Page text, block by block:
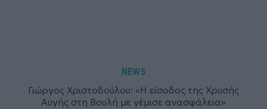
NEWS
Γιώργος Χριστοδούλου: «Η είσοδος της Χρυσής
Αυγής στη Βουλή με γέμισε ανασφάλεια»